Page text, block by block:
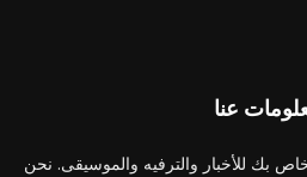
عنا
بك للأخبار والترفيه والموسيقى. نحن